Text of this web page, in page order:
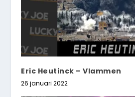
Eric Heutinck – Vlammen
26 januari 2022